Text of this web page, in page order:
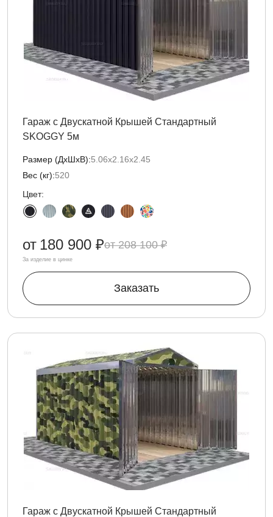
Гараж с Двускатной Крышей Стандартный
SKOGGY 5м
Размер (ДxШxВ):5.06х2.16х2.45
Вес (кг):520
Цвет:
208 100 ₽
от 180 900 ₽
За изделие в цинке
Заказать
Гараж с Двускатной Крышей Стандартный